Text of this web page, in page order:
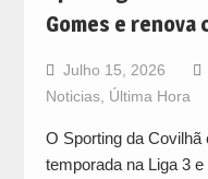
Gomes e renova
Julho 15, 2026
Noticias, Última Hora
O Sporting da Covilhã
temporada na Liga 3